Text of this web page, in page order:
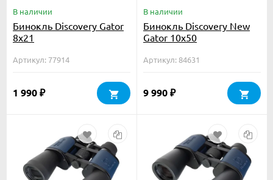
В наличии
Бинокль Discovery Gator
8x21
Артикул: 77914
1 990 ₽
В наличии
Бинокль Discovery New
Gator 10x50
Артикул: 84631
9 990 ₽